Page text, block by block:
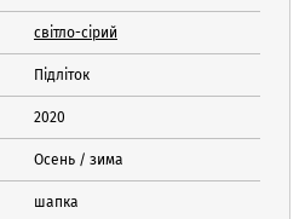
світло-сірий
Підліток
2020
Осень / зима
шапка